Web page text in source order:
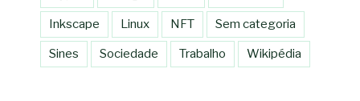
Inkscape Linux NFT Sem categoria
Sines Sociedade Trabalho Wikipédia